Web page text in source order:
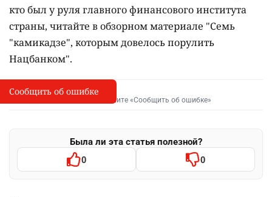
кто был у руля главного финансового института
страны, читайте в обзорном материале "Семь
"камикадзе", которым довелось порулить
Нацбанком".
I
Сообщить об опечатке
Выделите фрагмент и нажмите «Сообщить об ошибке»
Была ли эта статья полезной?
0 0
Сообщить об ошибке